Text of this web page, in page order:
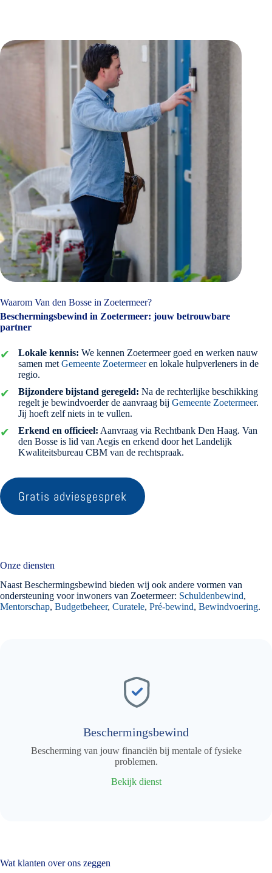
Waarom Van den Bosse in Zoetermeer?
Beschermingsbewind in Zoetermeer: jouw betrouwbare
partner
Lokale kennis: We kennen Zoetermeer goed en werken nauw
samen met Gemeente Zoetermeeren lokale hulpverleners in de
regio.
Bijzondere bijstand geregeld: Na de rechterlijke beschikking
regelt je bewindvoerder de aanvraag bij Gemeente Zoetermeer.
Jij hoeft zelf niets in te vullen.
Erkend en officieel: Aanvraag via Rechtbank Den Haag. Van
den Bosse is lid van Aegis en erkend door het Landelijk
Kwaliteitsbureau CBM van de rechtspraak.
Gratis adviesgesprek
Onze diensten
Naast Beschermingsbewind bieden wij ook andere vormen van
ondersteuning voor inwoners van Zoetermeer: Schuldenbewind,
Mentorschap, Budgetbeheer, Curatele, Pré-bewind, Bewindvoering.
Beschermingsbewind
Bescherming van jouw financiën bij mentale of fysieke
problemen.
Bekijk dienst
Wat klanten over ons zeggen